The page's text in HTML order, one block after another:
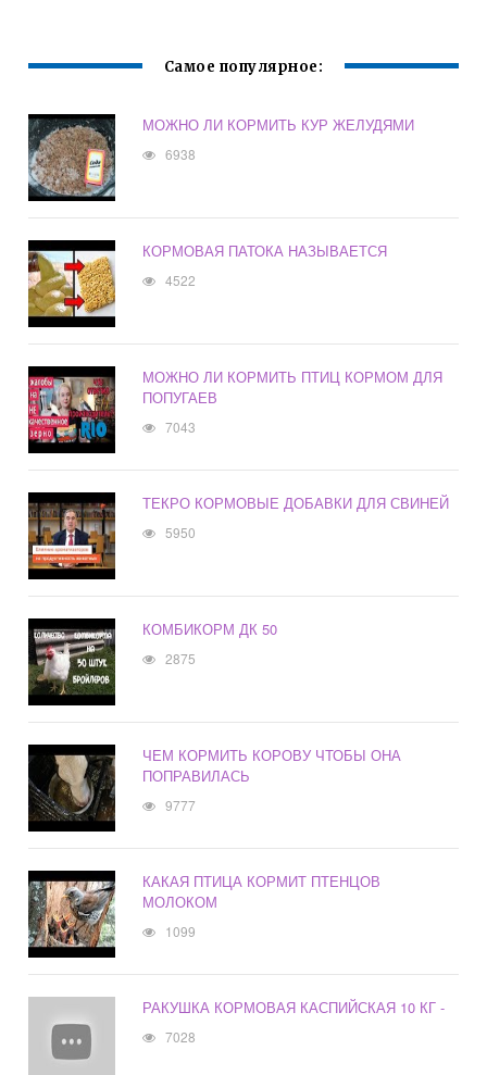
Самое популярное:
МОЖНО ЛИ КОРМИТЬ КУР ЖЕЛУДЯМИ
6938
КОРМОВАЯ ПАТОКА НАЗЫВАЕТСЯ
4522
МОЖНО ЛИ КОРМИТЬ ПТИЦ КОРМОМ ДЛЯ
ПОПУГАЕВ
7043
ТЕКРО КОРМОВЫЕ ДОБАВКИ ДЛЯ СВИНЕЙ
5950
КОМБИКОРМ ДК 50
2875
ЧЕМ КОРМИТЬ КОРОВУ ЧТОБЫ ОНА
ПОПРАВИЛАСЬ
9777
КАКАЯ ПТИЦА КОРМИТ ПТЕНЦОВ
МОЛОКОМ
1099
РАКУШКА КОРМОВАЯ КАСПИЙСКАЯ 10 КГ -
7028